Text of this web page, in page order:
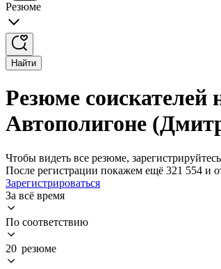
Резюме
Найти
Резюме
Автополигоне
Чтобы видеть все резюме, зарегистрируйтесь
После регистрации покажем ещё 321 554 и
Зарегистрироваться
За всё время
По соответствию
20 резюме